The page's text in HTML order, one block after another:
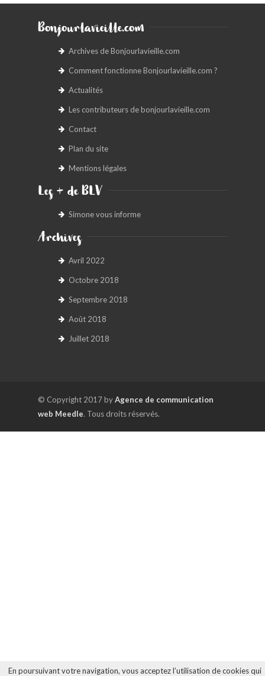
Bonjourlavieille.com
Archives de Bonjourlavieille.com
Comment fonctionne Bonjourlavieille.com ?
Actualités
Les contributeurs de bonjourlavieille.com
Contact
Plan du site
Mentions légales
Les + de BLV
Simone vous informe
Archives
Avril 2022
Octobre 2018
Septembre 2018
Août 2018
Juillet 2018
© Copyright 2017 byAgence de communication
web Meedle. Tous droits réservés.
En poursuivant votre navigation, vous acceptez l’utilisation de cookies qui